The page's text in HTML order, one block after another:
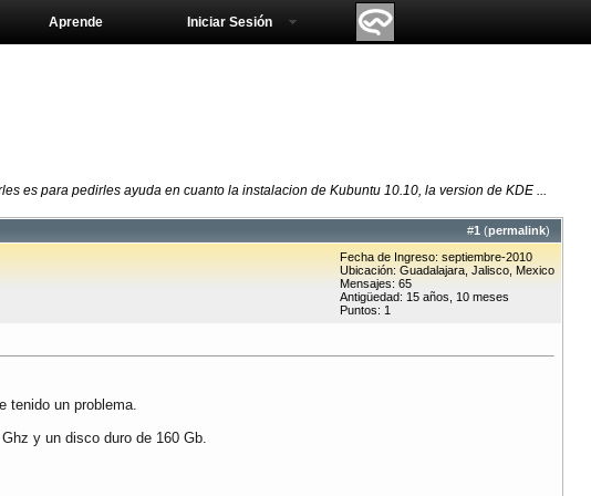
Aprende Iniciar Sesión
es para pedirles ayuda en cuanto la instalacion de Kubuntu 10.10, la version de KDE ...
#1 (permalink)
Fecha de Ingreso: septiembre-2010
Ubicación: Guadalajara, Jalisco, Mexico
Mensajes: 65
Antigüedad: 15 años, 10 meses
Puntos: 1
tenido un problema.
y un disco duro de 160 Gb.